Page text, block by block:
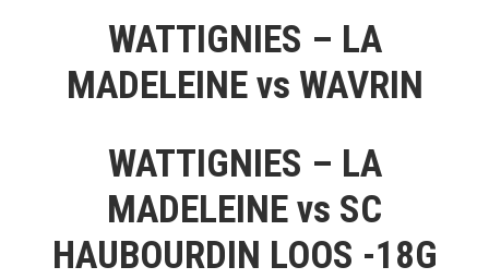
WATTIGNIES – LA
MADELEINE vs WAVRIN
WATTIGNIES – LA
MADELEINE vs SC
HAUBOURDIN LOOS -18G